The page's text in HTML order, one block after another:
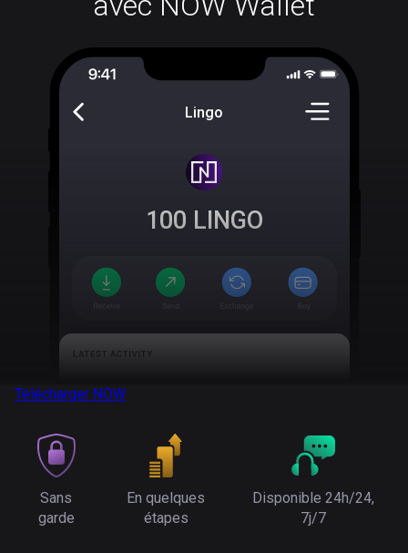
Lingo
100 LINGO
Télécharger NOW
Sans
garde
En quelques
étapes
Disponible 24h/24,
7j/7